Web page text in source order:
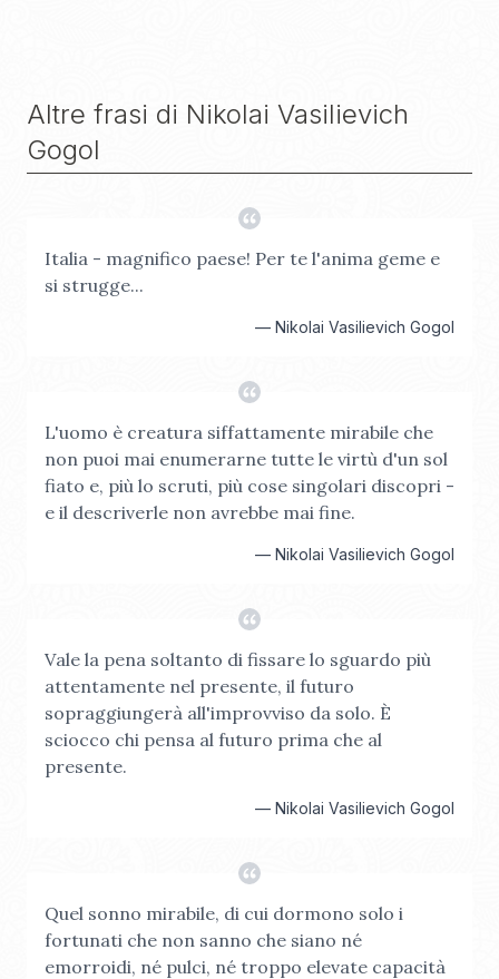
Altre frasi di Nikolai Vasilievich
Gogol
Italia - magnifico paese! Per te l'anima geme e
si strugge...
— Nikolai Vasilievich Gogol
L'uomo è creatura siffattamente mirabile che
non puoi mai enumerarne tutte le virtù d'un sol
fiato e, più lo scruti, più cose singolari discopri -
e il descriverle non avrebbe mai fine.
— Nikolai Vasilievich Gogol
Vale la pena soltanto di fissare lo sguardo più
attentamente nel presente, il futuro
sopraggiungerà all'improvviso da solo. È
sciocco chi pensa al futuro prima che al
presente.
— Nikolai Vasilievich Gogol
Quel sonno mirabile, di cui dormono solo i
fortunati che non sanno che siano né
emorroidi, né pulci, né troppo elevate capacità